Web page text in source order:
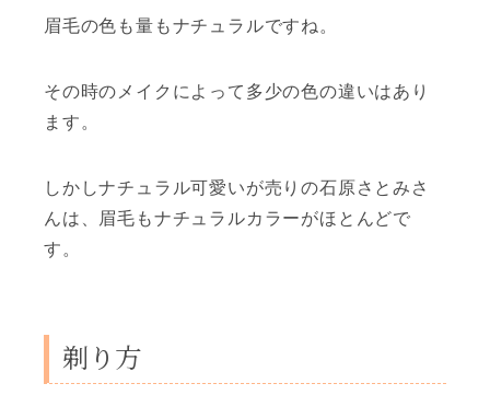
眉毛の色も量もナチュラルですね。
その時のメイクによって多少の色の違いはあり
ます。
しかしナチュラル可愛いが売りの石原さとみさ
んは、眉毛もナチュラルカラーがほとんどで
す。
剃り方